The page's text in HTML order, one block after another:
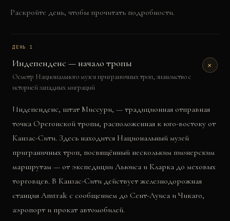
Раскройте день, чтобы прочитать подробности.
ДЕНЬ 1
Индепенденс — начало тропы
Осмотр Национального музея приграничных троп, знакомство с
историей западных миграций
+
Индепенденс, штат Миссури, — традиционная отправная
точка Орегонской тропы, расположенная к юго-востоку от
Канзас-Сити. Здесь находится Национальный музей
приграничных троп, посвящённый нескольким пионерским
маршрутам — от экспедиции Льюиса и Кларка до меховых
торговцев. В Канзас-Сити действует железнодорожная
станция Amtrak с сообщением до Сент-Луиса и Чикаго,
аэропорт и прокат автомобилей.